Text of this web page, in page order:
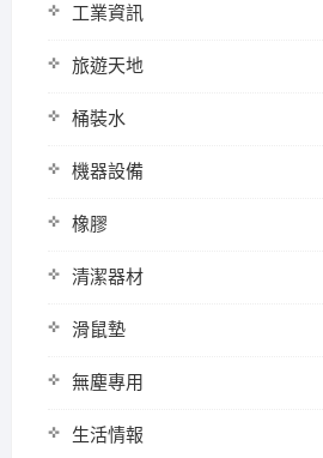
工業資訊
旅遊天地
桶裝水
機器設備
橡膠
清潔器材
滑鼠墊
無塵專用
生活情報